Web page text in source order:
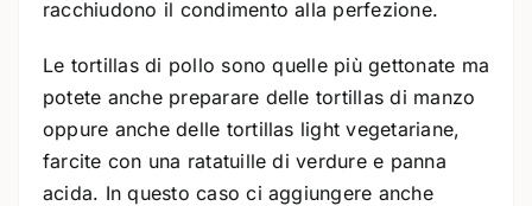
racchiudono il condimento alla perfezione.
Le tortillas di pollo sono quelle più gettonate ma
potete anche preparare delle tortillas di manzo
oppure anche delle tortillas light vegetariane,
farcite con una ratatuille di verdure e panna
acida. In questo caso ci aggiungere anche